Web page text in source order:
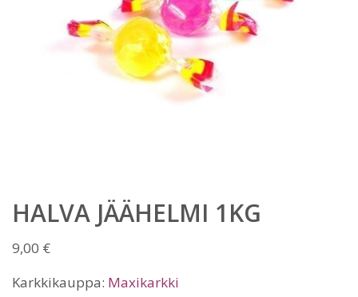
HALVA JÄÄHELMI 1KG
9,00 €
Karkkikauppa: Maxikarkki